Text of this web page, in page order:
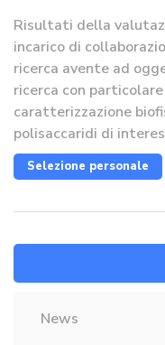
Risultati della
incarico di
ricerca avente ad
ricerca con
caratterizzazione
polisaccaridi di
Selezione personale
News